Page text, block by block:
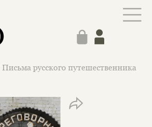
Письма русского путешественника